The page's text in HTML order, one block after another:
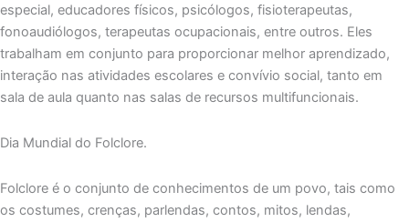
especial, educadores físicos, psicólogos, fisioterapeutas,
fonoaudiólogos, terapeutas ocupacionais, entre outros. Eles
trabalham em conjunto para proporcionar melhor aprendizado,
interação nas atividades escolares e convívio social, tanto em
sala de aula quanto nas salas de recursos multifuncionais.
Dia Mundial do Folclore.
Folclore é o conjunto de conhecimentos de um povo, tais como
os costumes, crenças, parlendas, contos, mitos, lendas,